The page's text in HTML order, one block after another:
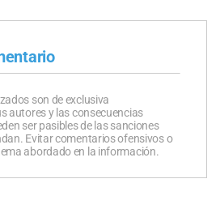
son de exclusiva
autores y las consecuencias
ser pasibles de las sanciones
Evitar comentarios ofensivos o
abordado en la información.